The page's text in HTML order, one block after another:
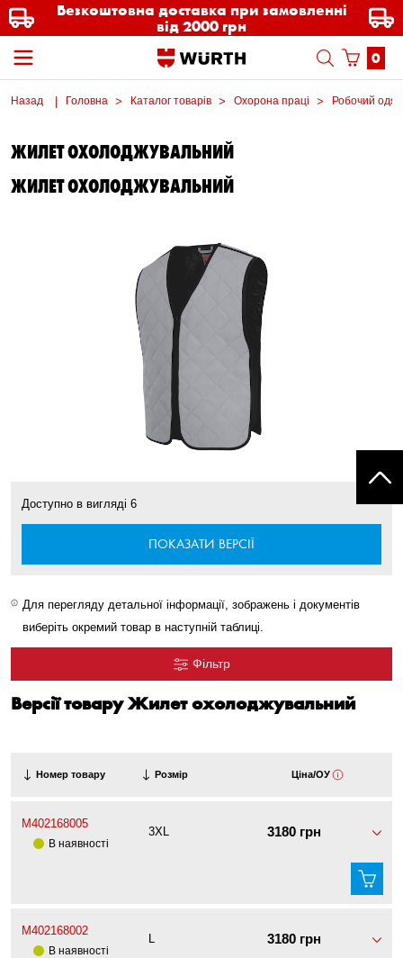
Безкоштовна доставка при замовленні
від 2000 грн
0
Назад Головна Каталог товарів Охорона праці Робочий одяг
ЖИЛЕТ ОХОЛОДЖУВАЛЬНИЙ
ЖИЛЕТ ОХОЛОДЖУВАЛЬНИЙ
Доступно в вигляді 6
ПОКАЗАТИ ВЕРСІЇ
Для перегляду детальної інформації, зображень і документів
виберіть окремий товар в наступній таблиці.
Фільтр
Версії товару Жилет охолоджувальний
Номер товару Розмір Ціна/ОУ
M402168005
В наявності
3XL 3180 грн
M402168002
В наявності
L 3180 грн